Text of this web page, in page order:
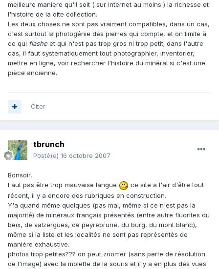
meilleure manière qu'il soit ( sur internet au moins ) la richesse et
l'histoire de la dite collection.
Les deux choses ne sont pas vraiment compatibles, dans un cas,
c'est surtout la photogénie des pierres qui compte, et on limite à
ce qui flashe et qui n'est pas trop gros ni trop petit; dans l'autre
cas, il faut systèmatiquement tout photographier, inventorier,
mettre en ligne, voir rechercher l'histoire du minéral si c'est une
pièce ancienne.
Citer
tbrunch
Posté(e) 16 octobre 2007
Bonsoir,
Faut pas être trop mauvaise langue
ce site a l'air d'être tout
récent, il y a encore des rubriques en construction.
Y'a quand même quelques (pas mal, même si ce n'est pas la
majorité) de minéraux français présentés (entre autre fluorites du
beix, de valzergues, de peyrebrune, du burg, du mont blanc),
même si la liste et les localités ne sont pas représentés de
manière exhaustive.
photos trop petites??? on peut zoomer (sans perte de résolution
de l'image) avec la molette de la souris et il y a en plus des vues